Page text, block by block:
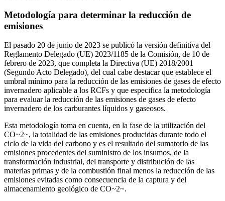
Metodología para determinar la reducción de
emisiones
El pasado 20 de junio de 2023 se publicó la versión definitiva del
Reglamento Delegado (UE) 2023/1185 de la Comisión, de 10 de
febrero de 2023, que completa la Directiva (UE) 2018/2001
(Segundo Acto Delegado), del cual cabe destacar que establece el
umbral mínimo para la reducción de las emisiones de gases de efecto
invernadero aplicable a los RCFs y que especifica la metodología
para evaluar la reducción de las emisiones de gases de efecto
invernadero de los carburantes líquidos y gaseosos.
Esta metodología toma en cuenta, en la fase de la utilización del
CO~2~, la totalidad de las emisiones producidas durante todo el
ciclo de la vida del carbono y es el resultado del sumatorio de las
emisiones procedentes del suministro de los insumos, de la
transformación industrial, del transporte y distribución de las
materias primas y de la combustión final menos la reducción de las
emisiones evitadas como consecuencia de la captura y del
almacenamiento geológico de CO~2~.